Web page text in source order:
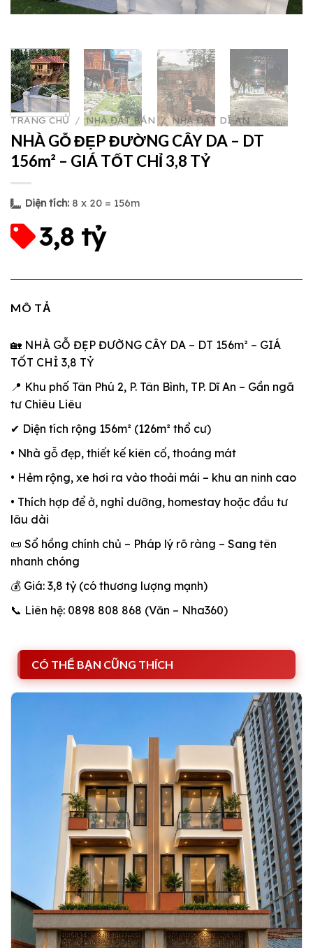
TRANG CHỦ / NHÀ ĐẤT BÁN / NHÀ ĐẤT DĨ AN
NHÀ GỖ ĐẸP ĐƯỜNG CÂY DA – DT
156m² – GIÁ TỐT CHỈ 3,8 TỶ
Diện tích: 8 x 20 = 156m
3,8 tỷ
MÔ TẢ
🏡 NHÀ GỖ ĐẸP ĐƯỜNG CÂY DA – DT 156m² – GIÁ
TỐT CHỈ 3,8 TỶ
📍 Khu phố Tân Phú 2, P. Tân Bình, TP. Dĩ An – Gần ngã
tư Chiêu Liêu
✔ Diện tích rộng 156m² (126m² thổ cư)
• Nhà gỗ đẹp, thiết kế kiên cố, thoáng mát
• Hẻm rộng, xe hơi ra vào thoải mái – khu an ninh cao
• Thích hợp để ở, nghỉ dưỡng, homestay hoặc đầu tư
lâu dài
📜 Sổ hồng chính chủ – Pháp lý rõ ràng – Sang tên
nhanh chóng
💰 Giá: 3,8 tỷ (có thương lượng mạnh)
📞 Liên hệ: 0898 808 868 (Văn – Nha360)
CÓ THỂ BẠN CŨNG THÍCH